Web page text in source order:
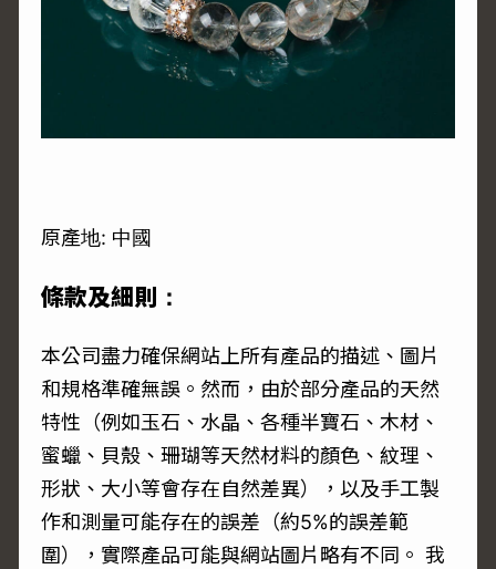
原產地: 中國
條款及細則：
本公司盡力確保網站上所有產品的描述、圖片
和規格準確無誤。然而，由於部分產品的天然
特性（例如玉石、水晶、各種半寶石、木材、
蜜蠟、貝殼、珊瑚等天然材料的顏色、紋理、
形狀、大小等會存在自然差異），以及手工製
作和測量可能存在的誤差（約5%的誤差範
圍），實際產品可能與網站圖片略有不同。 我